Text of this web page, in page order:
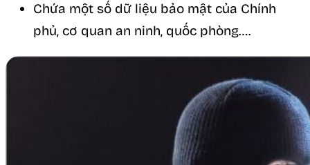
Chứa một số dữ liệu bảo mật của Chính
phủ, cơ quan an ninh, quốc phòng….